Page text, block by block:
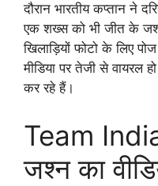
दौरान भारतीय कप्तान ने
एक शख्स को भी जीत के
खिलाड़ियों फोटो के लिए
मीडिया पर तेजी से वायरल
कर रहे हैं।
Team
जश्न का